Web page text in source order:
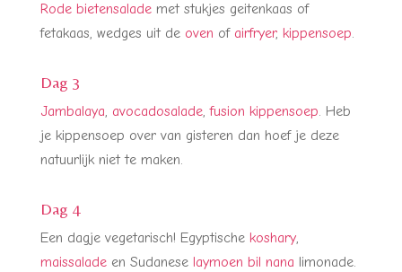
Rode bietensalademet stukjes geitenkaas of
fetakaas, wedges uit de oven of airfryer, kippensoep.
Dag 3
Jambalaya, avocadosalade,fusion kippensoep. Heb
je kippensoep over van gisteren dan hoef je deze
natuurlijk niet te maken.
Dag 4
Een dagje vegetarisch! Egyptische koshary,
maissaladeen Sudanese laymoen bil nana limonade.